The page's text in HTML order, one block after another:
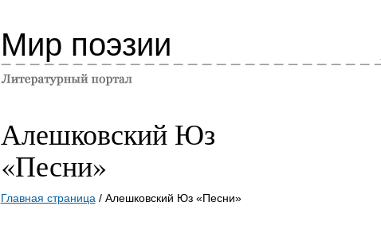
Мир поэзии
Алешковский Юз
«Песни»
Главная страница / Алешковский Юз «Песни»